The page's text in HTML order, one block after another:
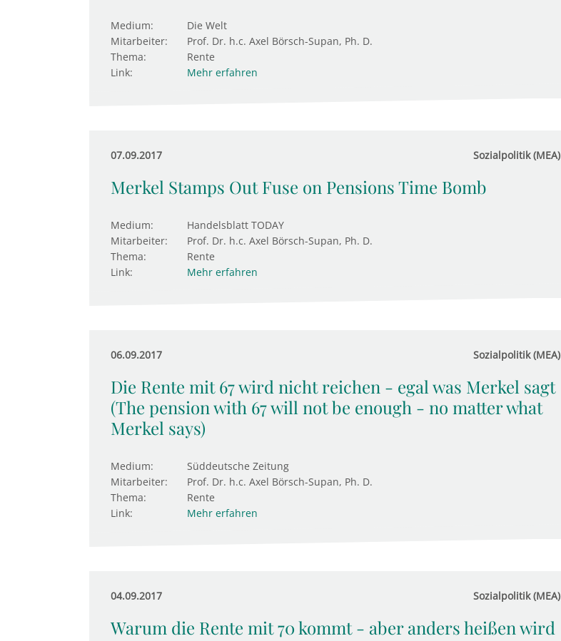
Medium:
Die Welt
Mitarbeiter:
Prof. Dr. h.c. Axel Börsch-Supan, Ph. D.
Thema:
Rente
Link:
Mehr erfahren
07.09.2017 Sozialpolitik (MEA)
Merkel Stamps Out Fuse on Pensions Time Bomb
Medium:
Handelsblatt TODAY
Mitarbeiter:
Prof. Dr. h.c. Axel Börsch-Supan, Ph. D.
Thema:
Rente
Link:
Mehr erfahren
06.09.2017 Sozialpolitik (MEA)
Die Rente mit 67 wird nicht reichen - egal was Merkel sagt
(The pension with 67 will not be enough - no matter what
Merkel says)
Medium:
Süddeutsche Zeitung
Mitarbeiter:
Prof. Dr. h.c. Axel Börsch-Supan, Ph. D.
Thema:
Rente
Link:
Mehr erfahren
04.09.2017 Sozialpolitik (MEA)
Warum die Rente mit 70 kommt - aber anders heißen wird